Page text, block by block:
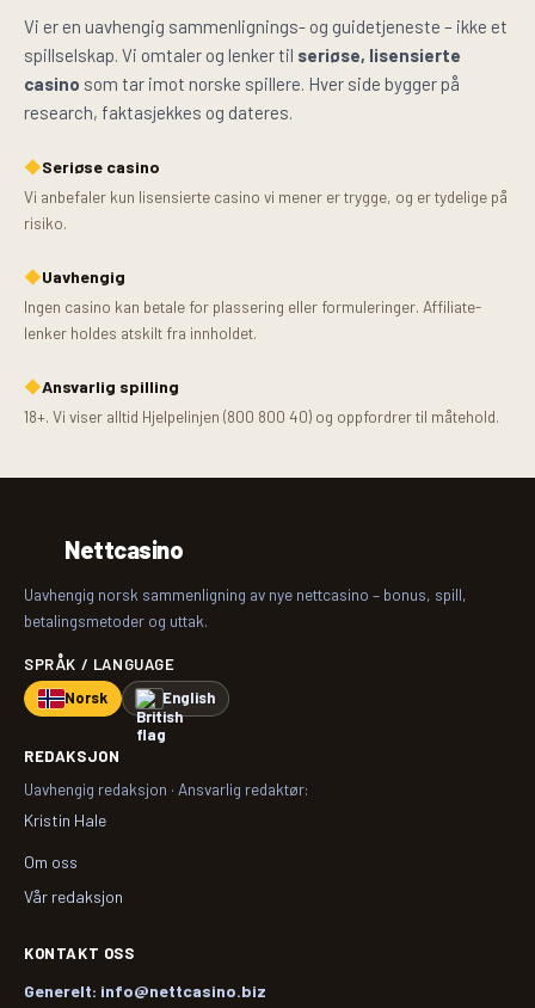
Vi er en uavhengig sammenlignings- og guidetjeneste – ikke et
spillselskap. Vi omtaler og lenker til seriøse, lisensierte
casino som tar imot norske spillere. Hver side bygger på
research, faktasjekkes og dateres.
◆Seriøse casino
Vi anbefaler kun lisensierte casino vi mener er trygge, og er tydelige på
risiko.
◆Uavhengig
Ingen casino kan betale for plassering eller formuleringer. Affiliate-
lenker holdes atskilt fra innholdet.
◆Ansvarlig spilling
18+. Vi viser alltid Hjelpelinjen (800 800 40) og oppfordrer til måtehold.
Nettcasino
Uavhengig norsk sammenligning av nye nettcasino – bonus, spill,
betalingsmetoder og uttak.
SPRÅK / LANGUAGE
Norsk
English
REDAKSJON
Uavhengig redaksjon · Ansvarlig redaktør:
Kristin Hale
Om oss
Vår redaksjon
KONTAKT OSS
Generelt: info@nettcasino.biz